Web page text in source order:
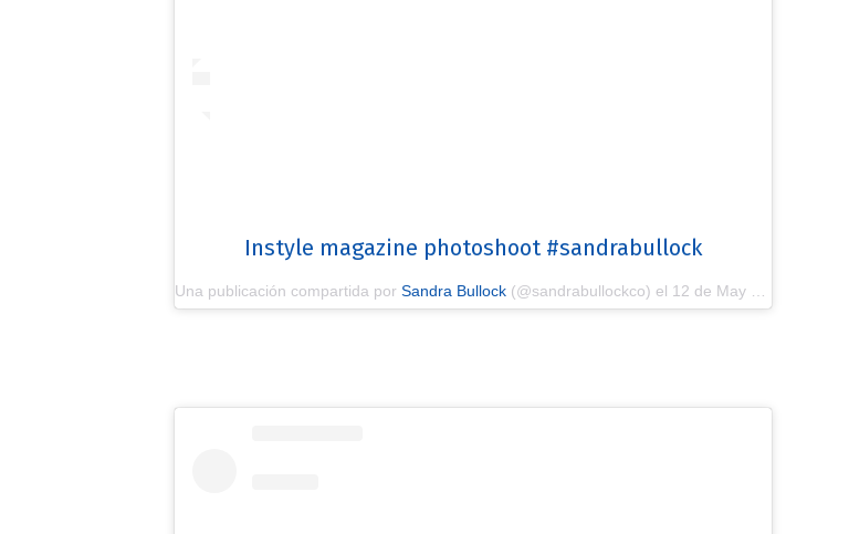
Instyle magazine photoshoot #sandrabullock
Una publicación compartida por Sandra Bullock (@sandrabullockco) el 12 de May de 2018 a las 4:25 PDT